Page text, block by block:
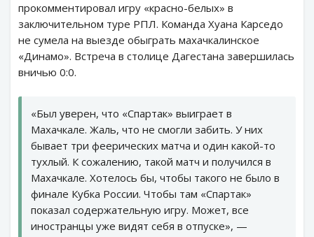
прокомментировал игру «красно-белых» в
заключительном туре РПЛ. Команда Хуана Карседо
не сумела на выезде обыграть махачкалинское
«Динамо». Встреча в столице Дагестана завершилась
вничью 0:0.
«Был уверен, что «Спартак» выиграет в
Махачкале. Жаль, что не смогли забить. У них
бывает три феерических матча и один какой-то
тухлый. К сожалению, такой матч и получился в
Махачкале. Хотелось бы, чтобы такого не было в
финале Кубка России. Чтобы там «Спартак»
показал содержательную игру. Может, все
иностранцы уже видят себя в отпуске», —